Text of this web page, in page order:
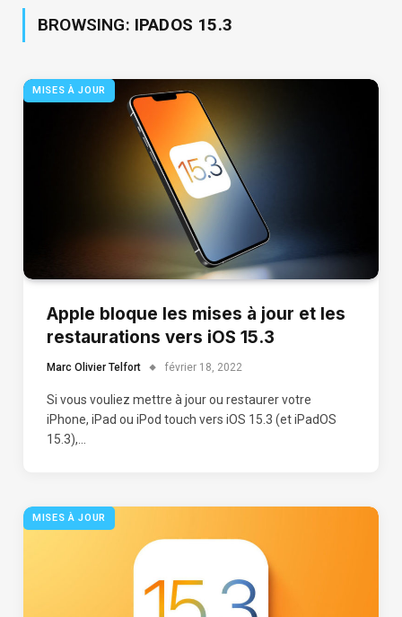
BROWSING: IPADOS 15.3
MISES À JOUR
Apple bloque les mises à jour et les
restaurations vers iOS 15.3
Marc Olivier Telfort février 18, 2022
Si vous vouliez mettre à jour ou restaurer votre
iPhone, iPad ou iPod touch vers iOS 15.3 (et iPadOS
15.3),…
MISES À JOUR